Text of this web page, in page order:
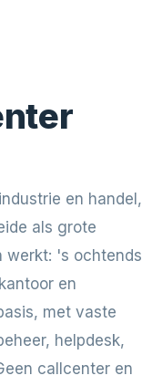
en handel,
als grote
werkt: 's ochtends
en
met vaste
helpdesk,
callcenter en